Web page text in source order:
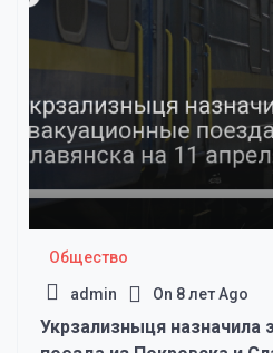
Общество
admin On 8 лет Ago
Укрзализныця назначила